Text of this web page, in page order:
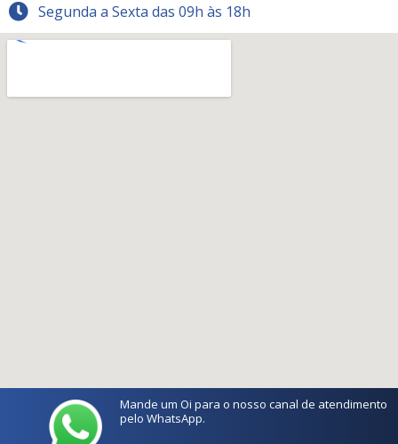
Segunda a Sexta das 09h às 18h
Mande um Oi para o nosso canal de atendimento
pelo WhatsApp.